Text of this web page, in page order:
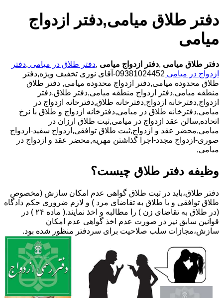
دفتر طلاق میامی,دفتر ازدواج
میامی
دفتر طلاق میامی ,دفتر ازدواج میامی ,دفتر طلاق در میامی ,دفتر
ازدواج در میامی
09381024452-آقای نوری تخفیف ویژه,دفتر
طلاق محدوده میامی,دفتر ازدواج محدوده میامی, دفتر طلاق
منطقه میامی,دفتر ازدواج منطقه میامی,دفتر طلاق,دفتر
ازدواج,دفترخانه ازدواج,دفترخانه طلاق,دفترخانه ازدواج در
میامی,دفترخانه طلاق در میامی,دفترخانه ازدواج و طلاق با نرخ
اتحاده,سالن عقد ازدواج در میامی,ثبت طلاق ارزان در
میامی,محضر عقد و ازدواج,ثبت طلاق توافقی,ازدواج سفید-ازدواج
صوری-ازدواج مجدد-اجرا گذاشتن مهریه,محضر عقد و ازدواج در
میامی,
وظیفه دفتر طلاق چیست؟
دفتر طلاق،باید در ثبت طلاق گواهی عدم امکان سازش (مخصوص
طلاق توافقی و یا طلاق به تقاضای مرد ) و لازم ضروری حکم دادگاه
(در طلاق به تقاضای زن ) را مطالبه و اخذ نمایند.( ماده ۲۴ ) در
قوانین سابق نیز در صورت عدم اخذ گواهی عدم امکان
سازش،مجازات سلب صلاحیت برای سردفتر منظور شده بود.